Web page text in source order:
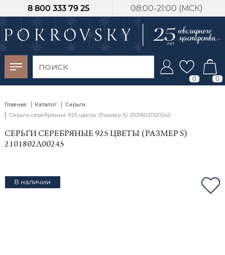
08:00-21:00 (МСК)
8 800 333 79 25
0 0
Главная | Каталог | Серьги
| Серьги серебряные 925 цветы (Размер S) 2101802Л00245
СЕРЬГИ СЕРЕБРЯНЫЕ 925 ЦВЕТЫ (РАЗМЕР S)
2101802Л00245
В наличии
-30%
от 15 дней с
момента оплаты